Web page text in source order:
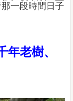
一段時間日子
老樹、